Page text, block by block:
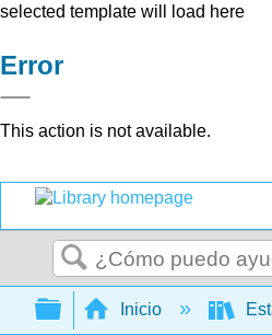
selected template will load here
Error
This action is not available.
Buscar
Expandir/
Inicio